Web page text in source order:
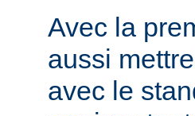
Avec la
aussi
avec le